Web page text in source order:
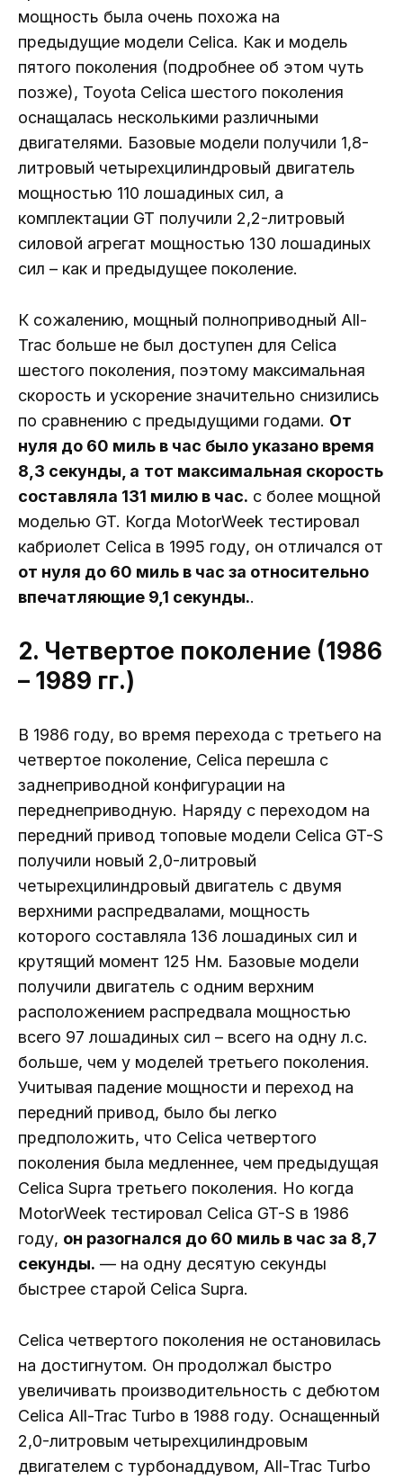
мощность была очень похожа на
предыдущие модели Celica. Как и модель
пятого поколения (подробнее об этом чуть
позже), Toyota Celica шестого поколения
оснащалась несколькими различными
двигателями. Базовые модели получили 1,8-
литровый четырехцилиндровый двигатель
мощностью 110 лошадиных сил, а
комплектации GT получили 2,2-литровый
силовой агрегат мощностью 130 лошадиных
сил – как и предыдущее поколение.
К сожалению, мощный полноприводный All-
Trac больше не был доступен для Celica
шестого поколения, поэтому максимальная
скорость и ускорение значительно снизились
по сравнению с предыдущими годами. От
нуля до 60 миль в час было указано время
8,3 секунды, а тот максимальная скорость
составляла 131 милю в час. с более мощной
моделью GT. Когда MotorWeek тестировал
кабриолет Celica в 1995 году, он отличался от
от нуля до 60 миль в час за относительно
впечатляющие 9,1 секунды..
2. Четвертое поколение (1986
– 1989 гг.)
В 1986 году, во время перехода с третьего на
четвертое поколение, Celica перешла с
заднеприводной конфигурации на
переднеприводную. Наряду с переходом на
передний привод топовые модели Celica GT-S
получили новый 2,0-литровый
четырехцилиндровый двигатель с двумя
верхними распредвалами, мощность
которого составляла 136 лошадиных сил и
крутящий момент 125 Нм. Базовые модели
получили двигатель с одним верхним
расположением распредвала мощностью
всего 97 лошадиных сил – всего на одну л.с.
больше, чем у моделей третьего поколения.
Учитывая падение мощности и переход на
передний привод, было бы легко
предположить, что Celica четвертого
поколения была медленнее, чем предыдущая
Celica Supra третьего поколения. Но когда
MotorWeek тестировал Celica GT-S в 1986
году, он разогнался до 60 миль в час за 8,7
секунды. — на одну десятую секунды
быстрее старой Celica Supra.
Celica четвертого поколения не остановилась
на достигнутом. Он продолжал быстро
увеличивать производительность с дебютом
Celica All-Trac Turbo в 1988 году. Оснащенный
2,0-литровым четырехцилиндровым
двигателем с турбонаддувом, All-Trac Turbo